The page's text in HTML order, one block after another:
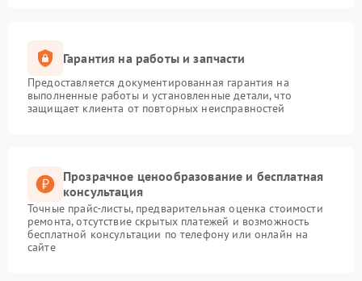
Гарантия на работы и запчасти
Предоставляется документированная гарантия на
выполненные работы и установленные детали, что
защищает клиента от повторных неисправностей
Прозрачное ценообразование и бесплатная
консультация
Точные прайс-листы, предварительная оценка стоимости
ремонта, отсутствие скрытых платежей и возможность
бесплатной консультации по телефону или онлайн на
сайте